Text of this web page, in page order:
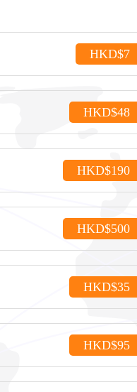
HKD$7
HKD$48
HKD$190
HKD$500
HKD$35
HKD$95